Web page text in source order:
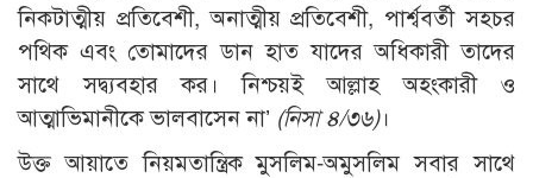
নিকটাত্মীয় প্রতিবেশী, অনাত্মীয় প্রতিবেশী, পার্শ্ববর্তী সহচর
পথিক এবং তোমাদের ডান হাত যাদের অধিকারী তাদের
সাথে সদ্ব্যবহার কর। নিশ্চয়ই আল্লাহ অহংকারী ও
আত্মাভিমানীকে ভালবাসেন না’ (নিসা ৪/৩৬)।
উক্ত আয়াতে নিয়মতান্ত্রিক মুসলিম-অমুসলিম সবার সাথে